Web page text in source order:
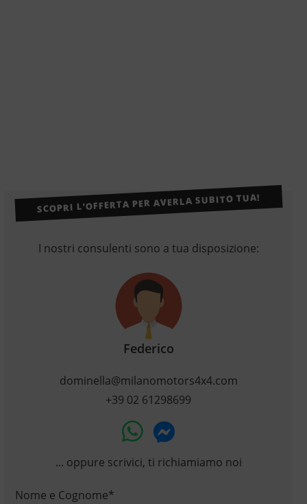
SCOPRI L’OFFERTA PER AVERLA SUBITO TUA!
I nostri consulenti sono a tua disposizione:
Federico
dominella@milanomotors4x4.com
+39 02 61298699
... oppure scrivici, ti richiamiamo noi
Nome e Cognome*